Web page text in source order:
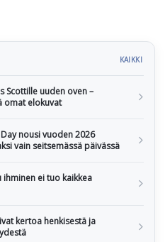
KAIKKI
Scottille uuden oven –
omat elokuvat
nousi vuoden 2026
vain seitsemässä päivässä
ei tuo kaikkea
kertoa henkisestä ja